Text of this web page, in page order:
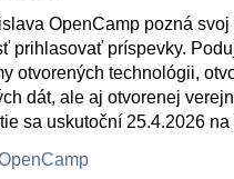
OpenCamp pozná svoj
prihlasovať príspevky.
otvorených technológii,
dát, ale aj otvorenej
sa uskutoční 25.4.2026 na